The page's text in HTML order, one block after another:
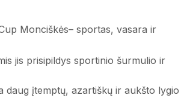
Monciškės– sportas, vasara ir
jis prisipildys sportinio šurmulio ir
daug įtemptų, azartiškų ir aukšto lygio